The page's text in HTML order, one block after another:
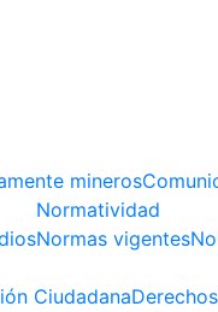
mineros
Normatividad
Normas vigentes
Ciudadana